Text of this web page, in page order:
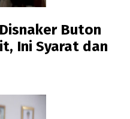
Buton
Ini Syarat dan